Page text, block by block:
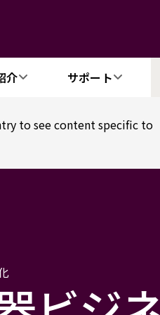
介 サポート
to see content specific to